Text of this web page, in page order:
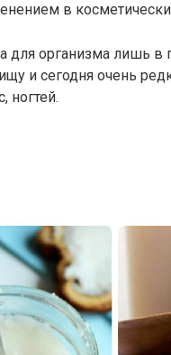
в
для организма лишь в
и сегодня очень
ногтей.